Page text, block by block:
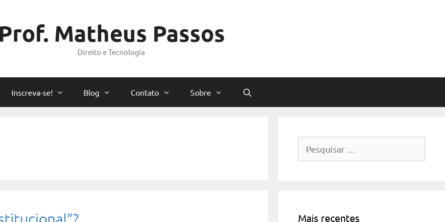
Prof. Matheus Passos
Direito e Tecnologia
Inscreva-se! Blog Contato Sobre
por:
Mais recentes